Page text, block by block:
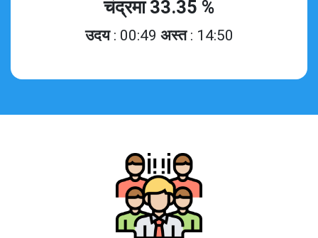
चंद्रमा 33.35 %
उदय : 00:49 अस्त : 14:50